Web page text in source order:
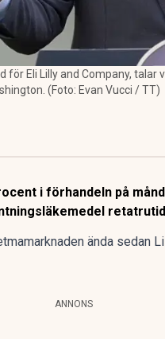
för Eli Lilly and Company,
(Foto: Evan Vucci / TT)
i förhandeln på
ända sedan
ANNONS